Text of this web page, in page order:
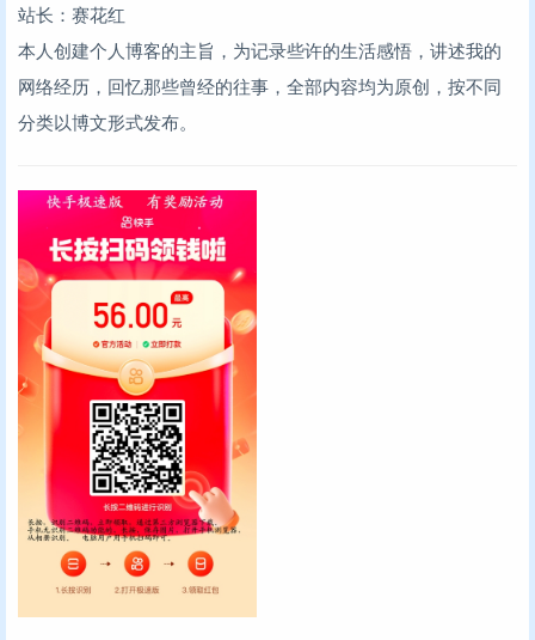
站长：赛花红
本人创建个人博客的主旨，为记录些许的生活感悟，讲述我的
网络经历，回忆那些曾经的往事，全部内容均为原创，按不同
分类以博文形式发布。